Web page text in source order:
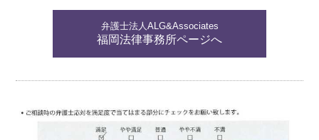
弁護士法人ALG&Associates
福岡法律事務所ページへ